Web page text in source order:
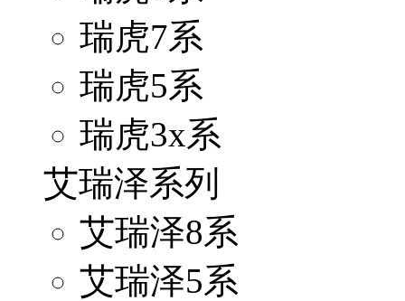
瑞虎7系
瑞虎5系
瑞虎3x系
艾瑞泽系列
艾瑞泽8系
艾瑞泽5系